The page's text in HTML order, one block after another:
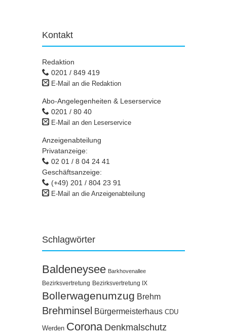
Kontakt
Redaktion
0201 / 849 419
E-Mail an die Redaktion
Abo-Angelegenheiten & Leserservice
0201 / 80 40
E-Mail an den Leserservice
Anzeigenabteilung
Privatanzeige:
02 01 / 8 04 24 41
Geschäftsanzeige:
(+49) 201 / 804 23 91
E-Mail an die Anzeigenabteilung
Schlagwörter
Baldeneysee Barkhovenallee
Bezirksvertretung Bezirksvertretung IX
Bollerwagenumzug Brehm
Brehminsel Bürgermeisterhaus CDU
Werden Corona Denkmalschutz